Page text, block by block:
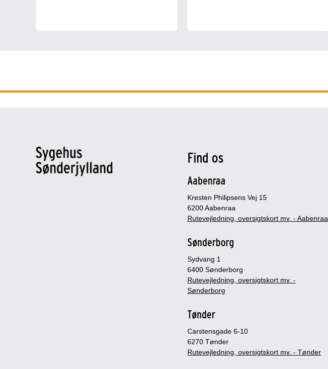
Find os
Aabenraa
Kresten Philipsens Vej 15
6200 Aabenraa
Rutevejledning, oversigtskort mv. - Aabenraa
Sønderborg
Sydvang 1
6400 Sønderborg
Rutevejledning, oversigtskort mv. -
Sønderborg
Tønder
Carstensgade 6-10
6270 Tønder
Rutevejledning, oversigtskort mv. - Tønder